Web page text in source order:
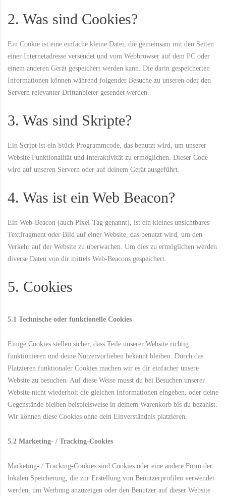
2. Was sind Cookies?
Ein Cookie ist eine einfache kleine Datei, die gemeinsam mit den Seiten
einer Internetadresse versendet und vom Webbrowser auf dem PC oder
einem anderen Gerät gespeichert werden kann. Die darin gespeicherten
Informationen können während folgender Besuche zu unseren oder den
Servern relevanter Drittanbieter gesendet werden.
3. Was sind Skripte?
Ein Script ist ein Stück Programmcode, das benutzt wird, um unserer
Website Funktionalität und Interaktivität zu ermöglichen. Dieser Code
wird auf unseren Servern oder auf deinem Gerät ausgeführt.
4. Was ist ein Web Beacon?
Ein Web-Beacon (auch Pixel-Tag genannt), ist ein kleines unsichtbares
Textfragment oder Bild auf einer Website, das benutzt wird, um den
Verkehr auf der Website zu überwachen. Um dies zu ermöglichen werden
diverse Daten von dir mittels Web-Beacons gespeichert.
5. Cookies
5.1 Technische oder funktionelle Cookies
Einige Cookies stellen sicher, dass Teile unserer Website richtig
funktionieren und deine Nutzervorlieben bekannt bleiben. Durch das
Platzieren funktionaler Cookies machen wir es dir einfacher unsere
Website zu besuchen. Auf diese Weise musst du bei Besuchen unserer
Website nicht wiederholt die gleichen Informationen eingeben, oder deine
Gegenstände bleiben beispielsweise in deinem Warenkorb bis du bezahlst.
Wir können diese Cookies ohne dein Einverständnis platzieren.
5.2 Marketing- / Tracking-Cookies
Marketing- / Tracking-Cookies sind Cookies oder eine andere Form der
lokalen Speicherung, die zur Erstellung von Benutzerprofilen verwendet
werden, um Werbung anzuzeigen oder den Benutzer auf dieser Website